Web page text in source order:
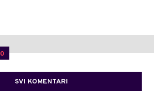
0
SVI KOMENTARI